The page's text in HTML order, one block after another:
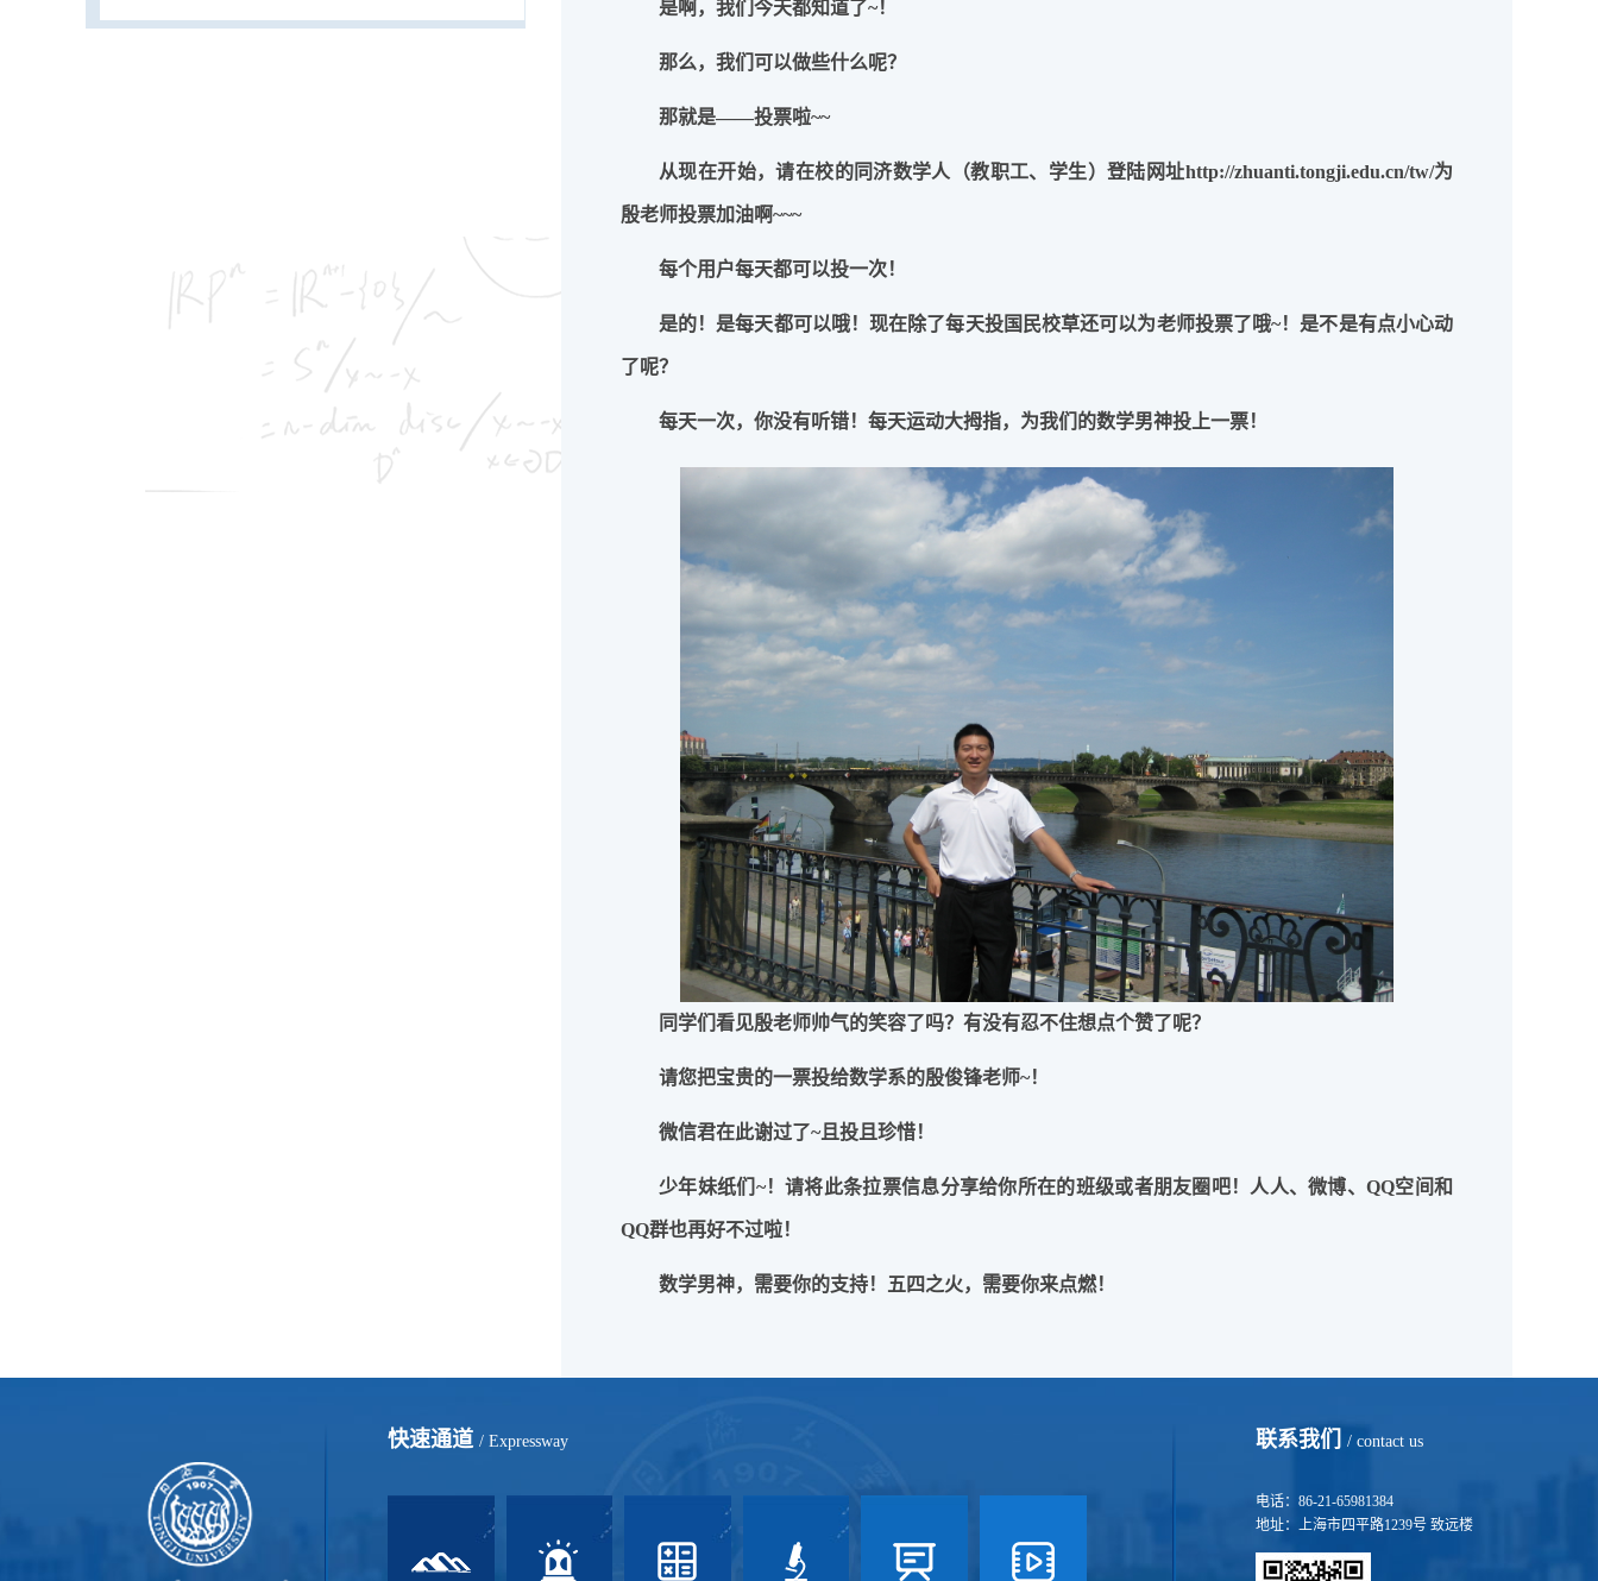
是啊，我们今天都知道了~！
那么，我们可以做些什么呢？
那就是——投票啦~~
从现在开始，请在校的同济数学人（教职工、学生）登陆网址http://zhuanti.tongji.edu.cn/tw/为
殷老师投票加油啊~~~
每个用户每天都可以投一次！
是的！是每天都可以哦！现在除了每天投国民校草还可以为老师投票了哦~！是不是有点小心动
了呢？
每天一次，你没有听错！每天运动大拇指，为我们的数学男神投上一票！
同学们看见殷老师帅气的笑容了吗？有没有忍不住想点个赞了呢？
请您把宝贵的一票投给数学系的殷俊锋老师~！
微信君在此谢过了~且投且珍惜！
少年妹纸们 ~！请将此条拉票信息分享给你所在的班级或者朋友圈吧！人人、微博、QQ空间和
QQ群也再好不过啦！
数学男神，需要你的支持！ 五四之火，需要你来点燃！
快速通道 / Expressway 联系我们 / contact us
电话：86-21-65981384
地址：上海市四平路1239号 致远楼